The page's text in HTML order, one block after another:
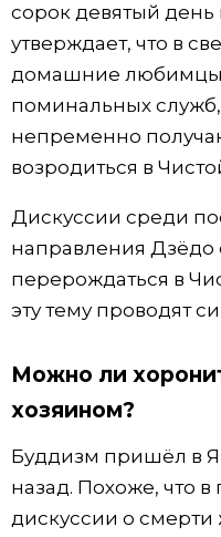
сорок девятый
утверждает, что в
домашние любимцы
поминальных
непременно
возродиться в
Дискуссии среди
направления Дзёдо
перерождаться в
эту тему проводят
Можно ли
хозяином?
Буддизм пришёл в
назад. Похоже, что
дискуссии о смерти